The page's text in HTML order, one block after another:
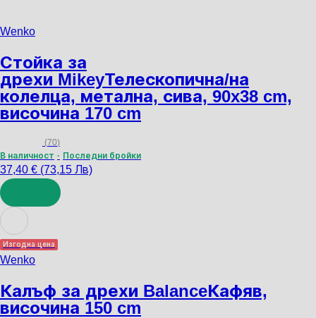
Wenko
Стойка за
дрехи MikeyТелескопична/на
колелца, метална, сива, 90x38 cm,
височина 170 cm
(70)
В наличност
Последни бройки
37,40 € (73,15 Лв)
ДОБАВИ
Изгодна цена
Wenko
Калъф за дрехи BalanceКафяв,
височина 150 cm